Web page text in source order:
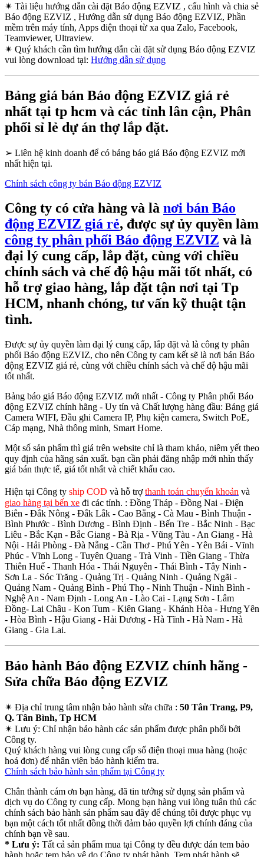
✴ Tài liệu hướng dẫn cài đặt Báo động EZVIZ , cấu hình và chia sẻ
Báo động EZVIZ , Hướng dẫn sử dụng Báo động EZVIZ, Phần
mềm trên máy tính, Apps điện thoại từ xa qua Zalo, Facebook,
Teamviewer, Ultraview.
✴ Quý khách cần tìm hướng dẫn cài đặt sử dụng Báo động EZVIZ
vui lòng download tại: Hướng dẫn sử dụng
Bảng giá bán Báo động EZVIZ giá rẻ
nhất tại tp hcm và các tỉnh lân cận, Phân
phối sỉ lẻ dự án thợ lắp đặt.
➢ Liên hệ kinh doanh để có bảng báo giá Báo động EZVIZ mới
nhất hiện tại.
Chính sách công ty bán Báo động EZVIZ
Công ty có cửa hàng và là nơi bán Báo
động EZVIZ giá rẻ, được sự ủy quyền làm
công ty phân phối Báo động EZVIZ và là
đại lý cung cấp, lắp đặt, cùng với chiều
chính sách và chế độ hậu mãi tốt nhất, có
hỗ trợ giao hàng, lắp đặt tận nơi tại Tp
HCM, nhanh chóng, tư vấn kỹ thuật tận
tình.
Được sự ủy quyền làm đại lý cung cấp, lắp đặt và là công ty phân
phối Báo động EZVIZ, cho nên Công ty cam kết sẽ là nơi bán Báo
động EZVIZ giá rẻ, cùng với chiều chính sách và chế độ hậu mãi
tốt nhất.
Bảng báo giá Báo động EZVIZ mới nhất - Công ty Phân phối Báo
động EZVIZ chính hãng - Uy tín và Chất lượng hàng đầu: Bảng giá
Camera WIFI, Đầu ghi Camera IP, Phụ kiện camera, Switch PoE,
Cáp mạng, Nhà thông minh, Smart Home.
Một số sản phẩm thì giá trên website chỉ là tham khảo, niêm yết theo
quy định của hãng sản xuất. bạn cần phải đăng nhập mới nhìn thấy
giá bán thực tế, giá tốt nhất và chiết khấu cao.
Hiện tại Công ty ship COD và hỗ trợthanh toán chuyển khoản và
giao hàng tại bến xe đi các tỉnh. : Đồng Tháp - Đồng Nai - Điện
Biên - Đắk Nông - Đắk Lắk - Cao Bằng - Cà Mau - Bình Thuận -
Bình Phước - Bình Dương - Bình Định - Bến Tre - Bắc Ninh - Bạc
Liêu - Bắc Kạn - Bắc Giang - Bà Rịa - Vũng Tàu - An Giang - Hà
Nội - Hải Phòng - Đà Nẵng - Cần Thơ - Phú Yên - Yên Bái - Vĩnh
Phúc - Vĩnh Long - Tuyên Quang - Trà Vinh - Tiền Giang - Thừa
Thiên Huế - Thanh Hóa - Thái Nguyên - Thái Bình - Tây Ninh -
Sơn La - Sóc Trăng - Quảng Trị - Quảng Ninh - Quảng Ngãi -
Quảng Nam - Quảng Bình - Phú Thọ - Ninh Thuận - Ninh Bình -
Nghệ An - Nam Định - Long An - Lào Cai - Lạng Sơn - Lâm
Đồng- Lai Châu - Kon Tum - Kiên Giang - Khánh Hòa - Hưng Yên
- Hòa Bình - Hậu Giang - Hải Dương - Hà Tĩnh - Hà Nam - Hà
Giang - Gia Lai.
Bảo hành Báo động EZVIZ chính hãng -
Sửa chữa Báo động EZVIZ
✴ Địa chỉ trung tâm nhận bảo hành sửa chữa : 50 Tân Trang, P9,
Q. Tân Bình, Tp HCM
✴ Lưu ý: Chỉ nhận bảo hành các sản phẩm được phân phối bởi
Công ty.
Quý khách hàng vui lòng cung cấp số điện thoại mua hàng (hoặc
hoá đơn) để nhân viên bảo hành kiểm tra.
Chính sách bảo hành sản phẩm tại Công ty
Chân thành cám ơn bạn hàng, đã tin tưởng sử dụng sản phẩm và
dịch vụ do Công ty cung cấp. Mong bạn hàng vui lòng tuân thủ các
chính sách bảo hành sản phẩm sau đây để chúng tôi được phục vụ
bạn một cách tốt nhất đồng thời đảm bảo quyền lợi chính đáng của
chính bạn về sau.
* Lưu ý: Tất cả sản phẩm mua tại Công ty đều được dán tem bảo